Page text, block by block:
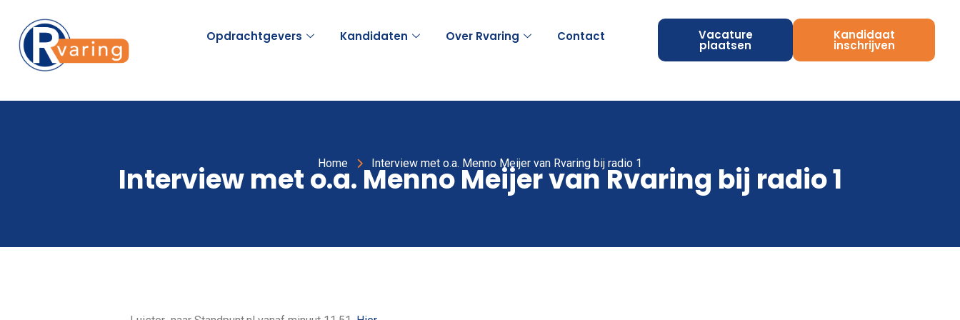
Opdrachtgevers Kandidaten Over Rvaring Contact Vacature
plaatsen
Kandidaat
inschrijven
Home Interview met o.a. Menno Meijer van Rvaring bij radio 1
Interview met o.a. Menno Meijer van Rvaring bij radio 1